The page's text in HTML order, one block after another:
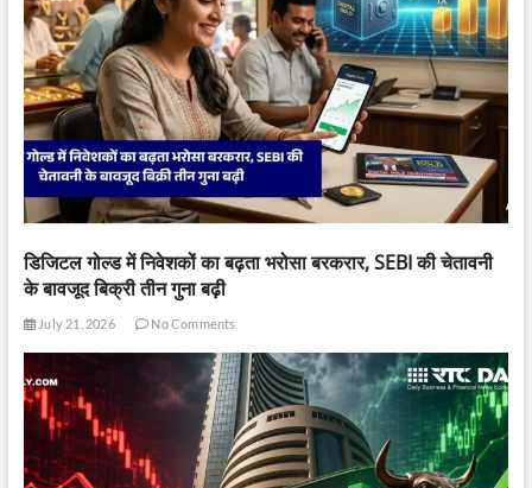
डिजिटल गोल्ड में निवेशकों का बढ़ता भरोसा बरकरार, SEBI की चेतावनी
के बावजूद बिक्री तीन गुना बढ़ी
July 21, 2026 No Comments